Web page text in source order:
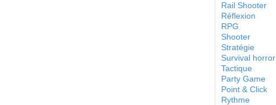
Rail Shooter
Réflexion
RPG
Shooter
Stratégie
Survival horror
Tactique
Party Game
Point & Click
Rythme